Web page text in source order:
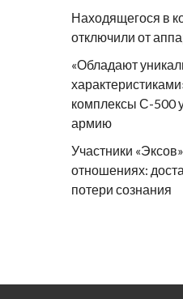
Находящегося в
отключили от
«Обладают
комплексы С-500
армию
Участники
отношениях:
потери сознания